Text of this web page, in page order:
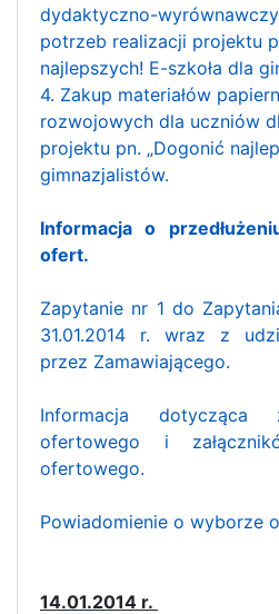
dydaktyczno-
potrzeb realizacji projektu
najlepszych! E-szkoła dla
4. Zakup materiałów
rozwojowych dla uczniów
projektu pn. „Dogonić
gimnazjalistów.
Informacja o
ofert.
Zapytanie nr 1 do
31.01.2014 r. wraz z
przez Zamawiającego.
Informacja dotycząca
ofertowego i
ofertowego.
Powiadomienie o wyborze
14.01.2014 r.